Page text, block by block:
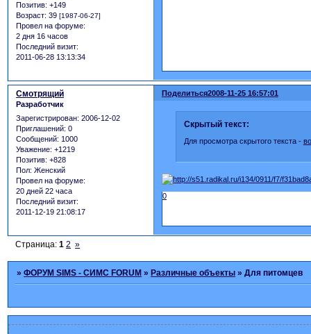
Позитив: +149
Возраст: 39 [1987-06-27]
Провел на форуме:
2 дня 16 часов
Последний визит:
2011-06-28 13:13:34
Поделиться2008-11-25 16:57:01
Смотрящий
Разработчик
Зарегистрирован: 2006-12-02
Приглашений: 0
Сообщений: 1000
Уважение: +1219
Позитив: +828
Пол: Женский
Провел на форуме:
20 дней 22 часа
Последний визит:
2011-12-19 21:08:17
Скрытый текст:
Для просмотра скрытого текста -
0
Страница:1 2 »
»ФОРУМ SIMS - СИМС FORUM » Различные объекты »Для питомцев